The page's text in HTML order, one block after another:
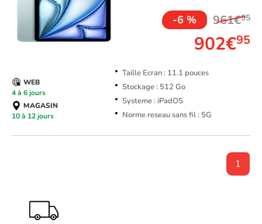
-6 % 961€95
902€95
Taille Ecran : 11.1 pouces
Stockage : 512 Go
Systeme : iPadOS
Norme reseau sans fil : 5G
WEB
4 à 6 jours
MAGASIN
10 à 12 jours
1